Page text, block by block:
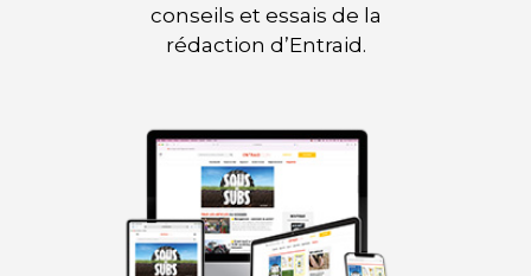
conseils et essais de la
rédaction d’Entraid.